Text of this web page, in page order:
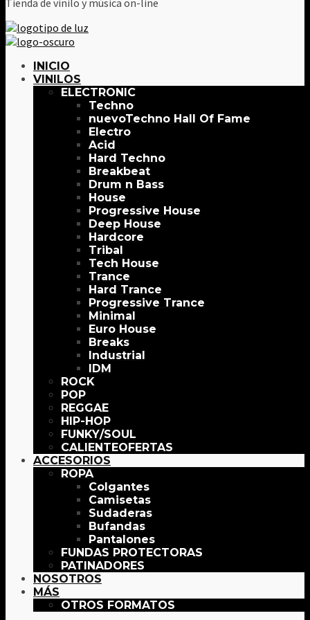
Tienda de vinilo y música on-line
INICIO
VINILOS
ELECTRONIC
Techno
Techno Hall Of Fame
Electro
Acid
Hard Techno
Breakbeat
Drum n Bass
House
Progressive House
Deep House
Hardcore
Tribal
Tech House
Trance
Hard Trance
Progressive Trance
Minimal
Euro House
Breaks
Industrial
IDM
ROCK
POP
REGGAE
HIP-HOP
FUNKY/SOUL
OFERTAS
ACCESORIOS
ROPA
Colgantes
Camisetas
Sudaderas
Bufandas
Pantalones
FUNDAS PROTECTORAS
PATINADORES
NOSOTROS
MÁS
OTROS FORMATOS